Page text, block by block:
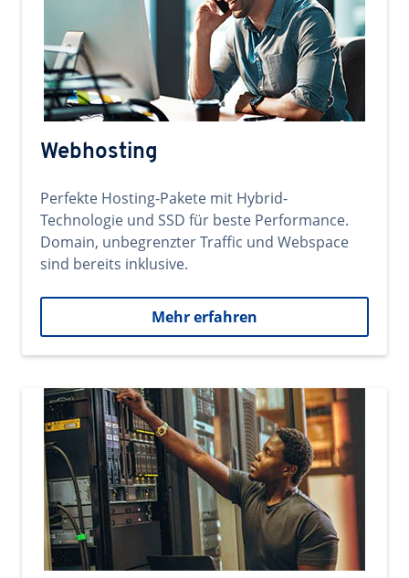
Webhosting
Perfekte Hosting-Pakete mit Hybrid-
Technologie und SSD für beste Performance.
Domain, unbegrenzter Traffic und Webspace
sind bereits inklusive.
Mehr erfahren